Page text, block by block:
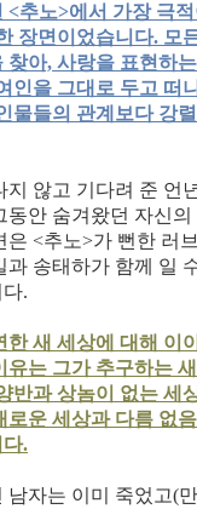
<추노>에서 가장 극
장면이었습니다. 모
찾아, 사랑을 표현하
인을 그대로 두고 떠
물들의 관계보다 강
지 않고 기다려 준 언
동안 숨겨왔던 자신의
은 <추노>가 뻔한 러
과 송태하가 함께 일
.
한 새 세상에 대해 이
유는 그가 추구하는
반과 상놈이 없는 세
로운 세상과 다름 없
.
남자는 이미 죽었고(